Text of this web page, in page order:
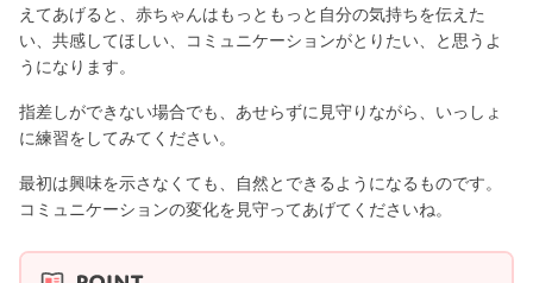
えてあげると、赤ちゃんはもっともっと自分の気持ちを伝えた
い、共感してほしい、コミュニケーションがとりたい、と思うよ
うになります。
指差しができない場合でも、あせらずに見守りながら、いっしょ
に練習をしてみてください。
最初は興味を示さなくても、自然とできるようになるものです。
コミュニケーションの変化を見守ってあげてくださいね。